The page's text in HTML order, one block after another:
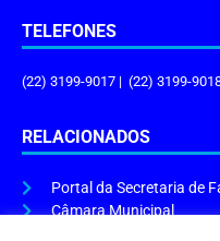
TELEFONES
(22) 3199-9017 | (22) 3199-
RELACIONADOS
Portal da Secretaria de
Câmara Municipal